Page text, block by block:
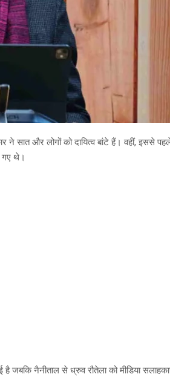
ने सात और लोगों को दायित्व बांटे हैं। वहीं, इससे
गए थे।
जबकि नैनीताल से ध्रुव रौतेला को मीडिया